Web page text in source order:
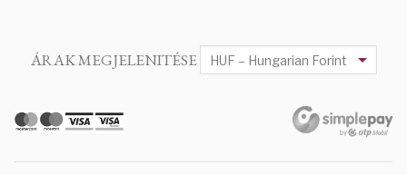
ÁRAK MEGJELENITÉSE